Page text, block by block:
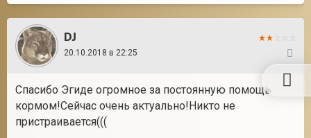
DJ
20.10.2018 в 22:25
Спасибо Эгиде огромное за постоянную помощь
кормом!Сейчас очень актуально!Никто не
пристраивается(((